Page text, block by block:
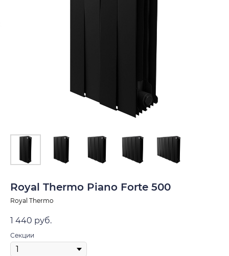
Royal Thermo Piano Forte 500
Royal Thermo
1 440 руб.
Секции